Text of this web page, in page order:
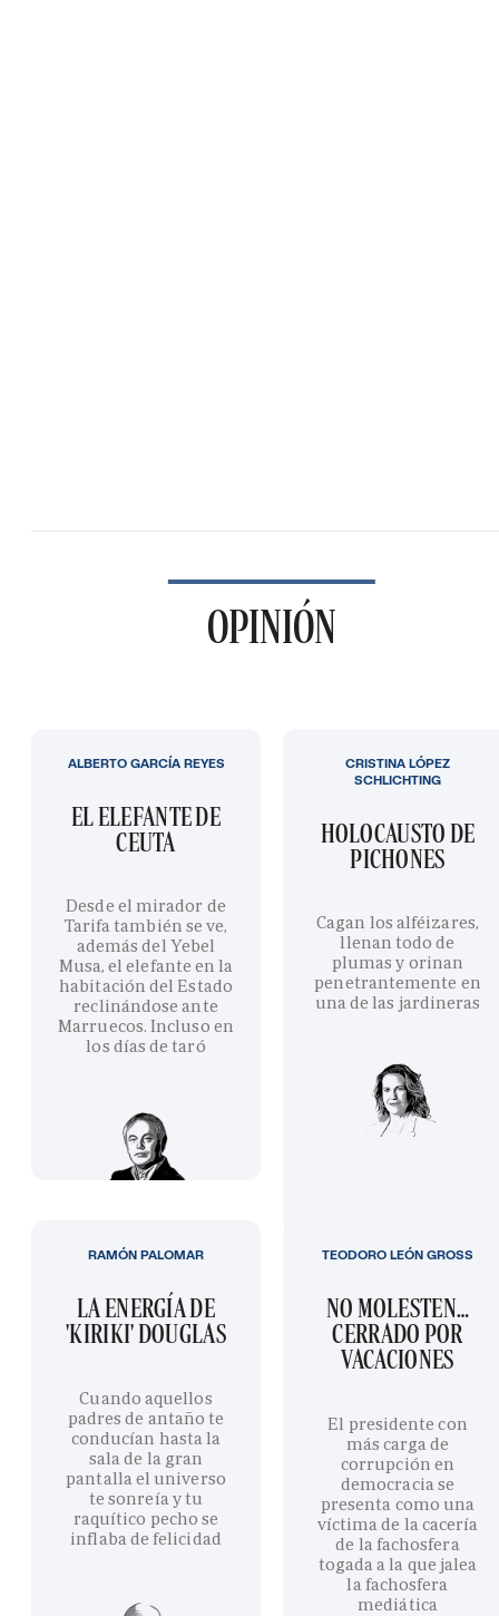
OPINIÓN
EL ELEFANTE DE
CEUTA
Desde el mirador de
Tarifa también se ve,
además del Yebel
Musa, el elefante en la
habitación del Estado
reclinándose ante
Marruecos. Incluso en
los días de taró
ALBERTO GARCÍA REYES
HOLOCAUSTO DE
PICHONES
Cagan los alféizares,
llenan todo de
plumas y orinan
penetrantemente en
una de las jardineras
CRISTINA LÓPEZ
SCHLICHTING
LA ENERGÍA DE
'KIRIKI' DOUGLAS
Cuando aquellos
padres de antaño te
conducían hasta la
sala de la gran
pantalla el universo
te sonreía y tu
raquítico pecho se
inflaba de felicidad
RAMÓN PALOMAR
NO MOLESTEN…
CERRADO POR
VACACIONES
El presidente con
más carga de
corrupción en
democracia se
presenta como una
víctima de la cacería
de la fachosfera
togada a la que jalea
la fachosfera
mediática
TEODORO LEÓN GROSS